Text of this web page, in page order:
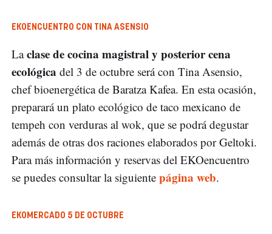
EKOENCUENTRO CON TINA ASENSIO
Laclase de cocina magistral y posterior cena
ecológica del 3 de octubre será con Tina Asensio,
chef bioenergética de Baratza Kafea. En esta ocasión,
preparará un plato ecológico de taco mexicano de
tempeh con verduras al wok, que se podrá degustar
además de otras dos raciones elaborados por Geltoki.
Para más información y reservas del EKOencuentro
se puedes consultar la siguiente página web.
EKOMERCADO 5 DE OCTUBRE